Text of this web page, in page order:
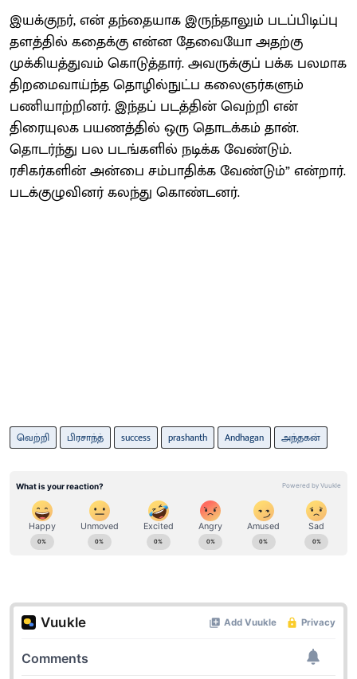
இயக்குநர், என் தந்தையாக இருந்தாலும் படப்பிடிப்பு
தளத்தில் கதைக்கு என்ன தேவையோ அதற்கு
முக்கியத்துவம் கொடுத்தார். அவருக்குப் பக்க பலமாக
திறமைவாய்ந்த தொழில்நுட்ப கலைஞர்களும்
பணியாற்றினர். இந்தப் படத்தின் வெற்றி என்
திரையுலக பயணத்தில் ஒரு தொடக்கம் தான்.
தொடர்ந்து பல படங்களில் நடிக்க வேண்டும்.
ரசிகர்களின் அன்பை சம்பாதிக்க வேண்டும்” என்றார்.
படக்குழுவினர் கலந்து கொண்டனர்.
வெற்றி பிரசாந்த் success prashanth Andhagan அந்தகன்